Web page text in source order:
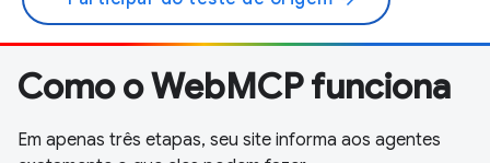
Como o WebMCP funciona
Em apenas três etapas, seu site informa aos agentes